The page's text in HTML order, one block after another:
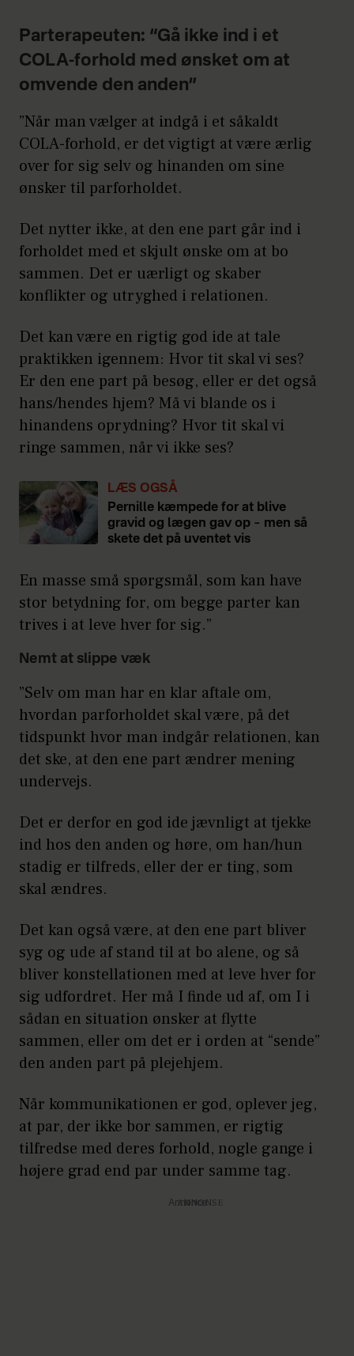
Parterapeuten: “Gå ikke ind i et
COLA-forhold med ønsket om at
omvende den anden”
”Når man vælger at indgå i et såkaldt
COLA-forhold, er det vigtigt at være ærlig
over for sig selv og hinanden om sine
ønsker til parforholdet.
Det nytter ikke, at den ene part går ind i
forholdet med et skjult ønske om at bo
sammen. Det er uærligt og skaber
konflikter og utryghed i relationen.
Det kan være en rigtig god ide at tale
praktikken igennem: Hvor tit skal vi ses?
Er den ene part på besøg, eller er det også
hans/hendes hjem? Må vi blande os i
hinandens oprydning? Hvor tit skal vi
ringe sammen, når vi ikke ses?
LÆS OGSÅ
Pernille kæmpede for at blive
gravid og lægen gav op – men så
skete det på uventet vis
En masse små spørgsmål, som kan have
stor betydning for, om begge parter kan
trives i at leve hver for sig.”
Nemt at slippe væk
”Selv om man har en klar aftale om,
hvordan parforholdet skal være, på det
tidspunkt hvor man indgår relationen, kan
det ske, at den ene part ændrer mening
undervejs.
Det er derfor en god ide jævnligt at tjekke
ind hos den anden og høre, om han/hun
stadig er tilfreds, eller der er ting, som
skal ændres.
Det kan også være, at den ene part bliver
syg og ude af stand til at bo alene, og så
bliver konstellationen med at leve hver for
sig udfordret. Her må I finde ud af, om I i
sådan en situation ønsker at flytte
sammen, eller om det er i orden at “sende”
den anden part på plejehjem.
Når kommunikationen er god, oplever jeg,
at par, der ikke bor sammen, er rigtig
tilfredse med deres forhold, nogle gange i
højere grad end par under samme tag.
Annonce